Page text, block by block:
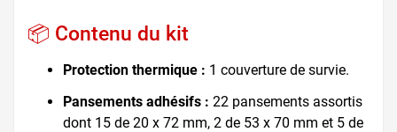
📦 Contenu du kit
Protection thermique : 1 couverture de survie.
Pansements adhésifs : 22 pansements assortis
dont 15 de 20 x 72 mm, 2 de 53 x 70 mm et 5 de